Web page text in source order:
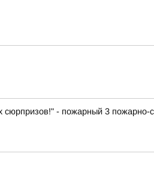
сюрпризов!" - пожарный 3 пожарно-